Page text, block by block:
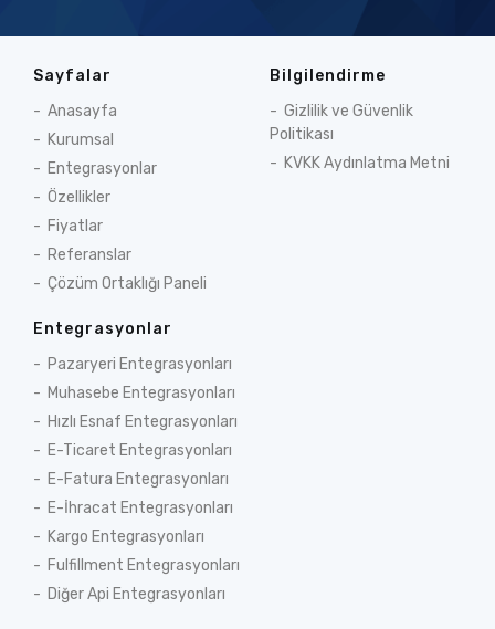
Sayfalar
Anasayfa
Kurumsal
Entegrasyonlar
Özellikler
Fiyatlar
Referanslar
Çözüm Ortaklığı Paneli
Bilgilendirme
Gizlilik ve Güvenlik
Politikası
KVKK Aydınlatma Metni
Entegrasyonlar
Pazaryeri Entegrasyonları
Muhasebe Entegrasyonları
Hızlı Esnaf Entegrasyonları
E-Ticaret Entegrasyonları
E-Fatura Entegrasyonları
E-İhracat Entegrasyonları
Kargo Entegrasyonları
Fulfillment Entegrasyonları
Diğer Api Entegrasyonları